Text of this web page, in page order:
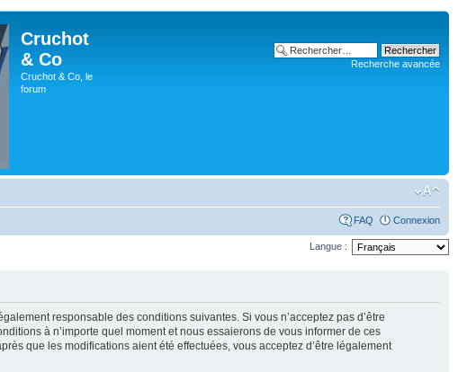
Cruchot
& Co
Cruchot & Co, le
forum
Recherche avancée
FAQ Connexion
Langue :
responsable des conditions suivantes. Si vous n’acceptez pas d’être
à n’importe quel moment et nous essaierons de vous informer de ces
que les modifications aient été effectuées, vous acceptez d’être légalement